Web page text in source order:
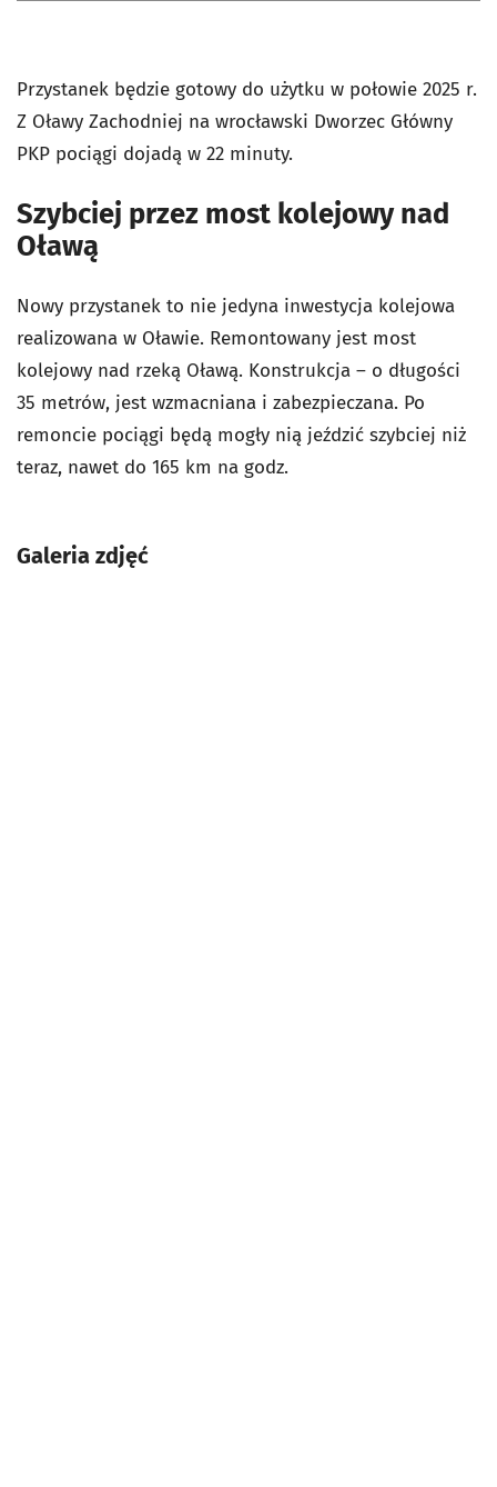
Przystanek będzie gotowy do użytku w połowie 2025 r.
Z Oławy Zachodniej na wrocławski Dworzec Główny
PKP pociągi dojadą w 22 minuty.
Szybciej przez most kolejowy nad
Oławą
Nowy przystanek to nie jedyna inwestycja kolejowa
realizowana w Oławie. Remontowany jest most
kolejowy nad rzeką Oławą. Konstrukcja – o długości
35 metrów, jest wzmacniana i zabezpieczana. Po
remoncie pociągi będą mogły nią jeździć szybciej niż
teraz, nawet do 165 km na godz.
Galeria zdjęć